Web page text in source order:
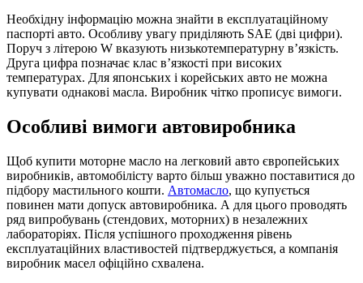
Необхідну інформацію можна знайти в експлуатаційному
паспорті авто. Особливу увагу приділяють SAE (дві цифри).
Поруч з літерою W вказують низькотемпературну в’язкість.
Друга цифра позначає клас в’язкості при високих
температурах. Для японських і корейських авто не можна
купувати однакові масла. Виробник чітко прописує вимоги.
Особливі вимоги автовиробника
Щоб купити моторне масло на легковий авто європейських
виробників, автомобілісту варто більш уважно поставитися до
підбору мастильного кошти. Автомасло, що купується
повинен мати допуск автовиробника. А для цього проводять
ряд випробувань (стендових, моторних) в незалежних
лабораторіях. Після успішного проходження рівень
експлуатаційних властивостей підтверджується, а компанія
виробник масел офіційно схвалена.